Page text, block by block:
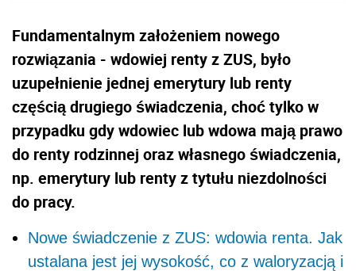
Fundamentalnym założeniem nowego
rozwiązania - wdowiej renty z ZUS, było
uzupełnienie jednej emerytury lub renty
częścią drugiego świadczenia, choć tylko w
przypadku gdy wdowiec lub wdowa mają prawo
do renty rodzinnej oraz własnego świadczenia,
np. emerytury lub renty z tytułu niezdolności
do pracy.
Nowe świadczenie z ZUS: wdowia renta. Jak
ustalana jest jej wysokość, co z waloryzacją i